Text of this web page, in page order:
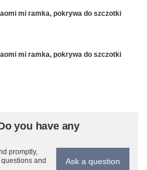
mi ramka, pokrywa do szczotki
mi ramka, pokrywa do szczotki
you have any
promptly,
and
Ask a question